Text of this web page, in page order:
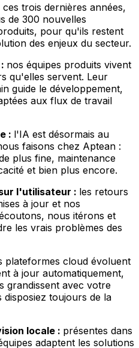
ces trois dernières années,
de 300 nouvelles
pour qu'ils restent
des enjeux du secteur.
nos équipes produits vivent
qu'elles servent. Leur
guide le développement,
aux flux de travail
: l'IA est désormais au
faisons chez Aptean :
plus fine, maintenance
et bien plus encore.
l'utilisateur : les retours
à jour et nos
nous itérons et
les vrais problèmes des
plateformes cloud évoluent
à jour automatiquement,
grandissent avec votre
toujours de la
locale : présentes dans
adaptent les solutions